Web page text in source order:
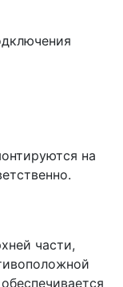
на
части,